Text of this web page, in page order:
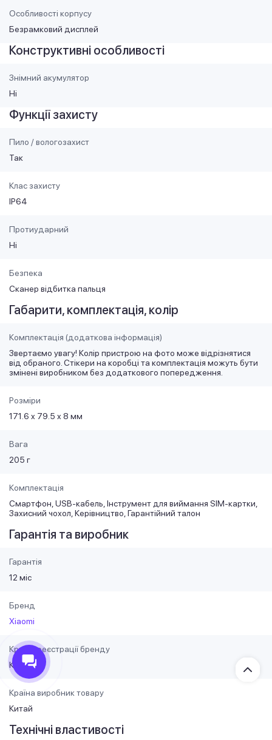
Особливості корпусу
Безрамковий дисплей
Конструктивні особливості
Знімний акумулятор
Ні
Функції захисту
Пило / вологозахист
Так
Клас захисту
IP64
Протиударний
Ні
Безпека
Сканер відбитка пальця
Габарити, комплектація, колір
Комплектація (додаткова інформація)
Звертаємо увагу! Колір пристрою на фото може відрізнятися
від обраного. Стікери на коробці та комплектація можуть бути
змінені виробником без додаткового попередження.
Розміри
171.6 x 79.5 x 8 мм
Вага
205 г
Комплектація
Смартфон, USB-кабель, Інструмент для виймання SIM-картки,
Захисний чохол, Керівництво, Гарантійний талон
Гарантія та виробник
Гарантія
12 міс
Бренд
Xiaomi
Країна реєстрації бренду
Китай
Країна виробник товару
Китай
Технічні властивості